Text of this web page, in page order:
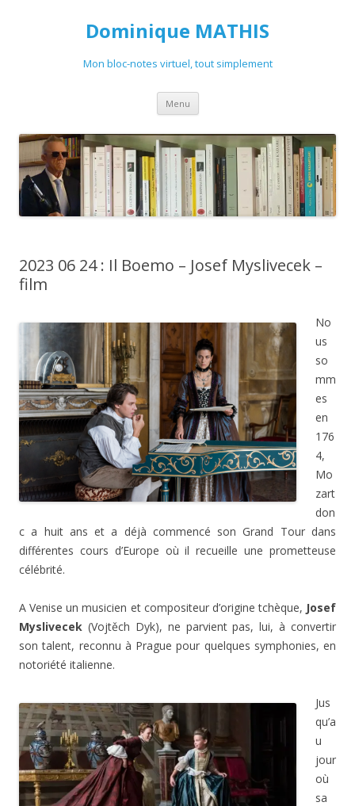
Dominique MATHIS
Mon bloc-notes virtuel, tout simplement
Menu Aller
contenu
2023 06 24 : Il Boemo – Josef Myslivecek –
film
No
us
so
mm
es
en
176
4,
Mo
zart
don
c a huit ans et a déjà commencé son Grand Tour dans
différentes cours d’Europe où il recueille une prometteuse
célébrité.
A Venise un musicien et compositeur d’origine tchèque, Josef
Myslivecek (Vojtěch Dyk), ne parvient pas, lui, à convertir
son talent, reconnu à Prague pour quelques symphonies, en
notoriété italienne.
Jus
qu’a
u
jour
où
sa